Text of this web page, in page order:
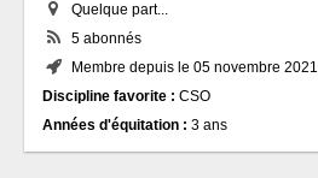
Quelque part...
5 abonnés
Membre depuis le 05 novembre 2021
Discipline favorite : CSO
Années d'équitation : 3 ans